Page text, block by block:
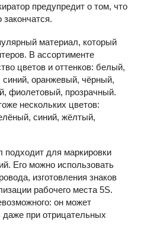
предупредит о том, что
материал, который
В ассортименте
цветов и оттенков: белый,
оранжевый, чёрный,
фиолетовый, прозрачный.
нескольких цветов:
синий, жёлтый,
подходит для маркировки
Его можно использовать
изготовления знаков
рабочего места 5S.
он может
даже при отрицательных